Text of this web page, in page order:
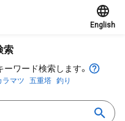
English
索
ワード検索します。
ラマツ 五重塔 釣り